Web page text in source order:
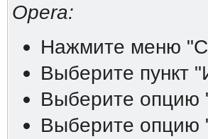
Opera:
Нажмите меню
Выберите пункт
Выберите опцию
Выберите опцию